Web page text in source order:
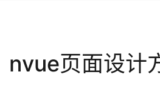
nvue页面设计